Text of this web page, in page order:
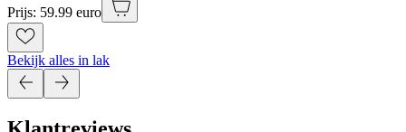
Prijs: 59.99 euro
Bekijk alles in lak